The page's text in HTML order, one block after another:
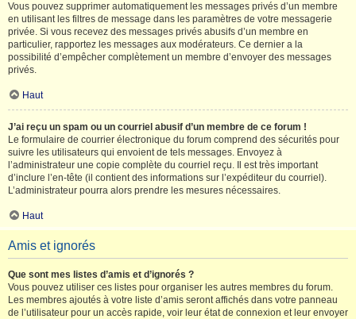
Vous pouvez supprimer automatiquement les messages privés d’un membre
en utilisant les filtres de message dans les paramètres de votre messagerie
privée. Si vous recevez des messages privés abusifs d’un membre en
particulier, rapportez les messages aux modérateurs. Ce dernier a la
possibilité d’empêcher complètement un membre d’envoyer des messages
privés.
Haut
J’ai reçu un spam ou un courriel abusif d’un membre de ce forum !
Le formulaire de courrier électronique du forum comprend des sécurités pour
suivre les utilisateurs qui envoient de tels messages. Envoyez à
l’administrateur une copie complète du courriel reçu. Il est très important
d’inclure l’en-tête (il contient des informations sur l’expéditeur du courriel).
L’administrateur pourra alors prendre les mesures nécessaires.
Haut
Amis et ignorés
Que sont mes listes d’amis et d’ignorés ?
Vous pouvez utiliser ces listes pour organiser les autres membres du forum.
Les membres ajoutés à votre liste d’amis seront affichés dans votre panneau
de l’utilisateur pour un accès rapide, voir leur état de connexion et leur envoyer